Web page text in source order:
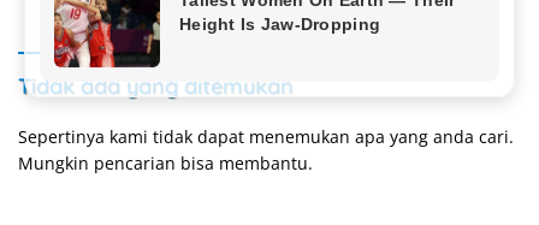
Tidak ada yang ditemukan
Sepertinya kami tidak dapat menemukan apa yang anda cari.
Mungkin pencarian bisa membantu.